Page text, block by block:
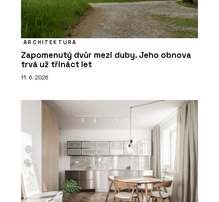
ARCHITEKTURA
Zapomenutý dvůr mezi duby. Jeho obnova
trvá už třináct let
11. 6. 2026